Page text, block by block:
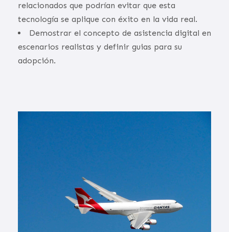
relacionados que podrían evitar que esta
tecnología se aplique con éxito en la vida real.
Demostrar el concepto de asistencia digital en
escenarios realistas y definir guias para su
adopción.